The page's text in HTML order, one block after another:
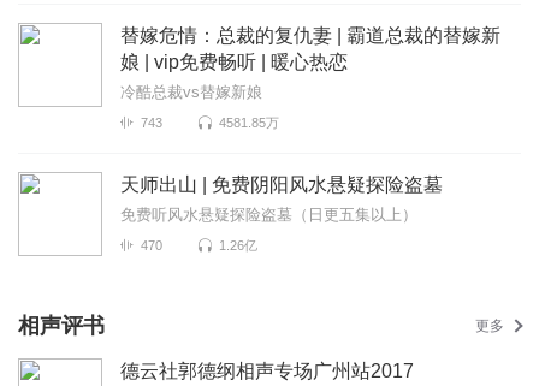
替嫁危情：总裁的复仇妻 | 霸道总裁的替嫁新
娘 | vip免费畅听 | 暖心热恋
冷酷总裁vs替嫁新娘
743 4581.85万
天师出山 | 免费阴阳风水悬疑探险盗墓
免费听风水悬疑探险盗墓（日更五集以上）
470 1.26亿
相声评书 更多
德云社郭德纲相声专场广州站2017